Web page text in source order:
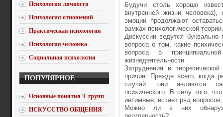
Психология личности
Психология отношений
Практическая психология
Психология человека
Социальная психология
ПОПУЛЯРНОЕ
Основные понятия Т-групп
ИСКУССТВО ОБЩЕНИЯ
Будучи столь хорошо
внутренней жизни
эмоции продолжают
рамках психологической теории.
Дискуссии ведутся
вопроса о том, какие
вопроса о
жизнедеятельности.
Затруднения в
причин. Прежде всего, когда
случай: они являются
психического. В силу того,
интимные, встает ряд
Можно ли в них